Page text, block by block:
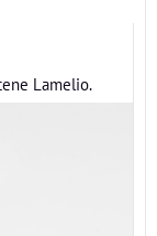
Lamelio.